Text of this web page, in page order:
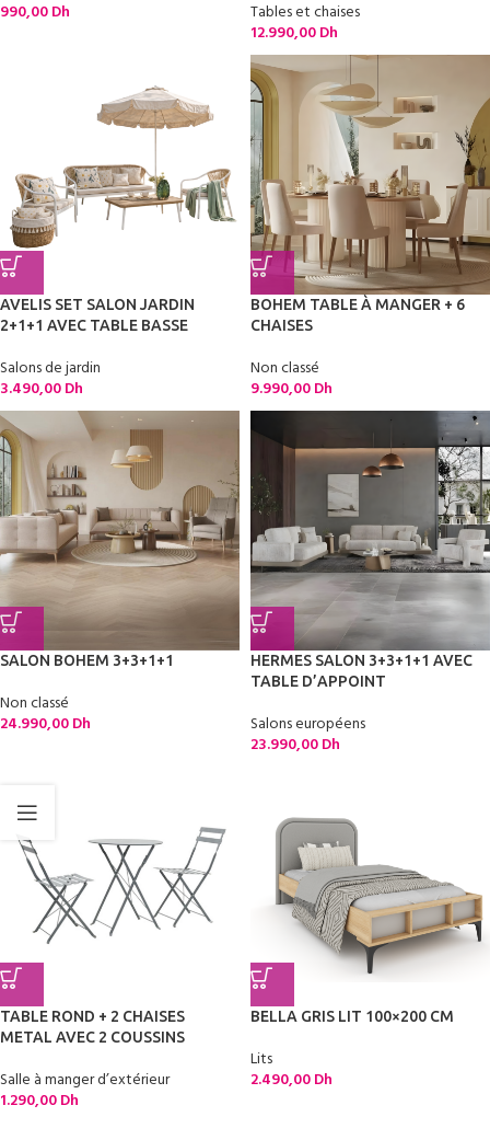
990,00Dh
Tables et chaises
12.990,00Dh
AVELIS SET SALON JARDIN
2+1+1 AVEC TABLE BASSE
Salons de jardin
3.490,00Dh
BOHEM TABLE À MANGER + 6
CHAISES
Non classé
9.990,00Dh
SALON BOHEM 3+3+1+1
Non classé
24.990,00Dh
HERMES SALON 3+3+1+1 AVEC
TABLE D’APPOINT
Salons européens
23.990,00Dh
TABLE ROND + 2 CHAISES
METAL AVEC 2 COUSSINS
Salle à manger d’extérieur
1.290,00Dh
BELLA GRIS LIT 100×200 CM
Lits
2.490,00Dh